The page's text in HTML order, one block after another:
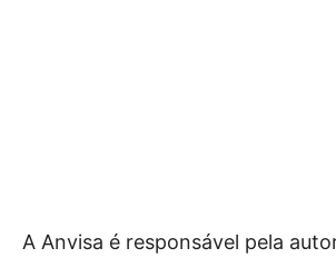
A Anvisa é responsável pela